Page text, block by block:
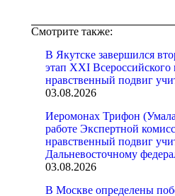
Смотрите также:
В Якутске завершился
этап XXI Всероссийского
нравственный подвиг
03.08.2026
Иеромонах Трифон
работе Экспертной
нравственный подвиг
Дальневосточному
03.08.2026
В Москве определены